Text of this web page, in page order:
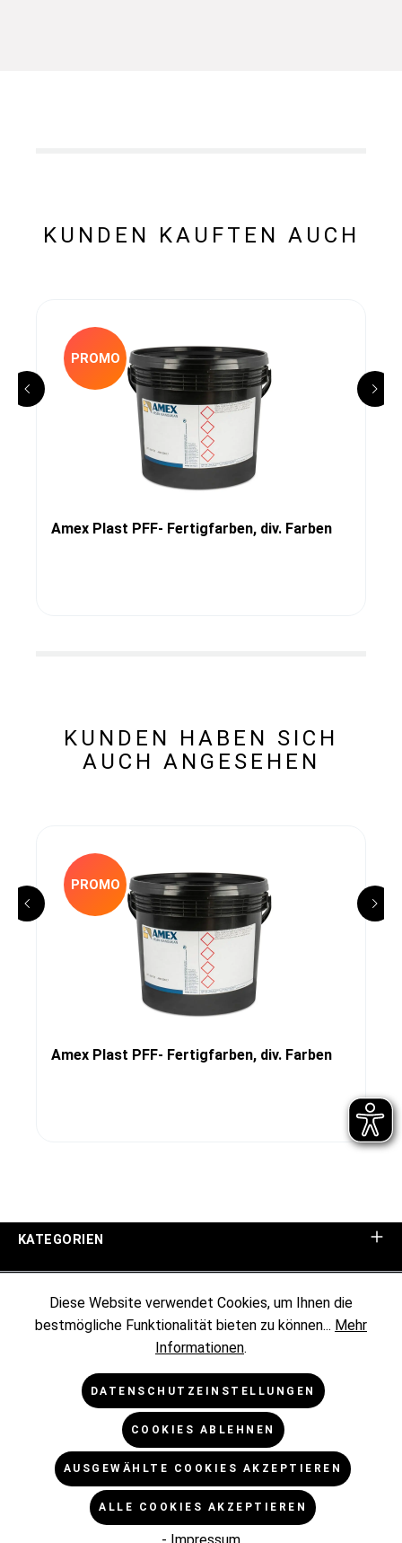
KUNDEN KAUFTEN AUCH
PROMO
Amex Plast PFF- Fertigfarben, div. Farben
KUNDEN HABEN SICH
AUCH ANGESEHEN
PROMO
Amex Plast PFF- Fertigfarben, div. Farben
KATEGORIEN
KUNDENINFORMATIONEN
RECHTLICHES
* Alle Preise exkl. gesetzl. Mehrwertsteuer zzgl.
Versandkosten
und ggf. Nachnahmegebühren, wenn nicht
anders angegeben.
Diese Website verwendet Cookies, um Ihnen die
bestmögliche Funktionalität bieten zu können... Mehr
Informationen.
DATENSCHUTZEINSTELLUNGEN
COOKIES ABLEHNEN
AUSGEWÄHLTE COOKIES AKZEPTIEREN
ALLE COOKIES AKZEPTIEREN